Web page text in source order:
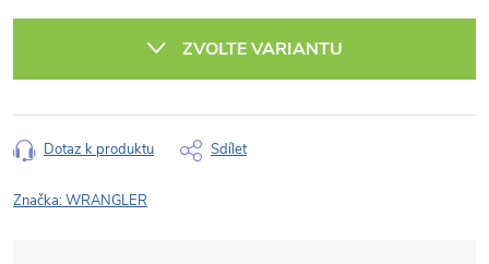
ZVOLTE VARIANTU
Dotaz k produktu Sdílet
Značka:WRANGLER